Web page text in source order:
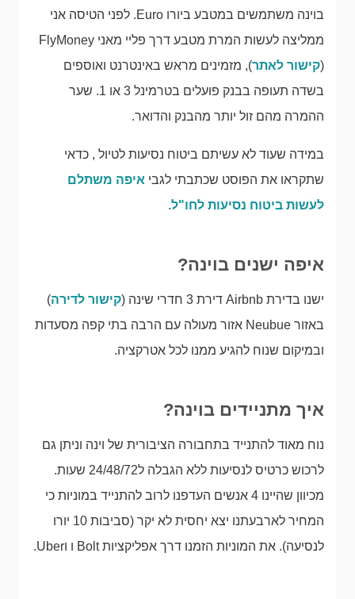
בוינה משתמשים במטבע ביורו Euro. לפני הטיסה אני
ממליצה לעשות המרת מטבע דרך פליי מאני FlyMoney
(קישור לאתר), מזמינים מראש באינטרנט ואוספים
בשדה תעופה בבנק פועלים בטרמינל 3 או 1. שער
ההמרה מהם זול יותר מהבנק והדואר.
במידה שעוד לא עשיתם ביטוח נסיעות לטיול , כדאי
שתקראו את הפוסט שכתבתי לגבי איפה משתלם
לעשות ביטוח נסיעות לחו"ל.
איפה ישנים בוינה?
ישנו בדירת Airbnb דירת 3 חדרי שינה ( קישור לדירה)
באזור Neubue אזור מעולה עם הרבה בתי קפה מסעדות
ובמיקום שנוח להגיע ממנו לכל אטרקציה.
איך מתניידים בוינה?
נוח מאוד להתנייד בתחבורה הציבורית של וינה וניתן גם
לרכוש כרטיס לנסיעות ללא הגבלה ל24/48/72 שעות.
מכיוון שהיינו 4 אנשים העדפנו לרוב להתנייד במוניות כי
המחיר לארבעתנו יצא יחסית לא יקר (סביבות 10 יורו
לנסיעה). את המוניות הזמנו דרך אפליקציות Bolt ו וUber.